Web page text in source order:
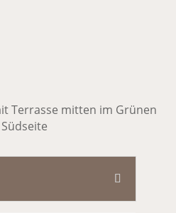
Terrasse mitten im Grünen